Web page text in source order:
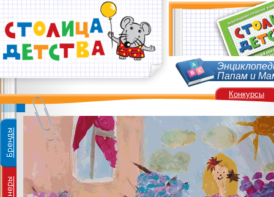
Папам и
Конкурсы